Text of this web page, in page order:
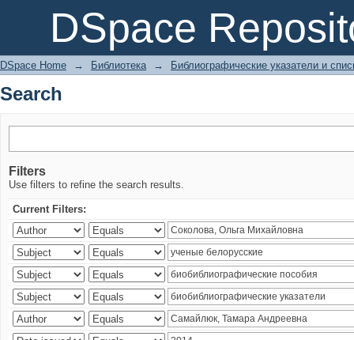
DSpace
Search
DSpace Home → Библиотека → Библиографические указатели и
Search
Filters
Use filters to refine the search results.
Current Filters: